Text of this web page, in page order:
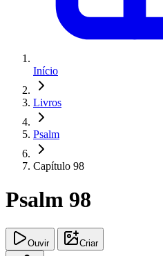
Início
Livros
Psalm
Capítulo 98
Psalm 98
Ouvir Criar